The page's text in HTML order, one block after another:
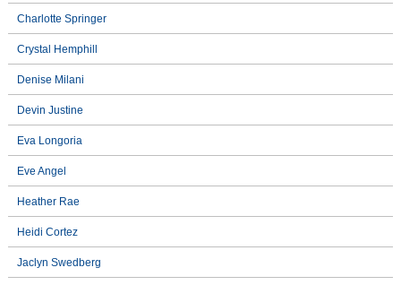
Charlotte Springer
Crystal Hemphill
Denise Milani
Devin Justine
Eva Longoria
Eve Angel
Heather Rae
Heidi Cortez
Jaclyn Swedberg